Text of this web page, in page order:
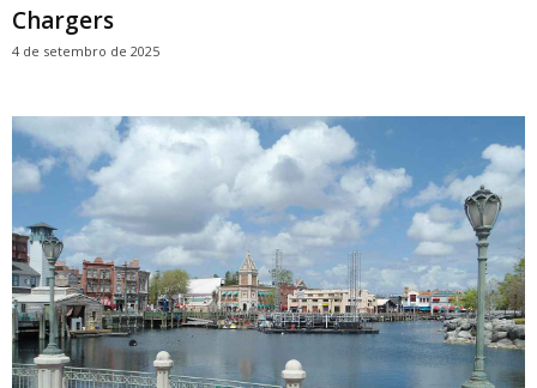
Chargers
4 de setembro de 2025